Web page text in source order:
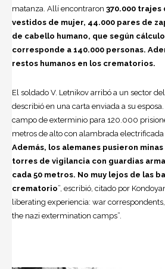
matanza. Allí encontraron 370.000 trajes
vestidos de mujer, 44.000 pares de
de cabello humano, que según
corresponde a 140.000 personas.
restos humanos en los crematorios.
El soldado V. Letnikov arribó a un sector
describió en una carta enviada a su
campo de exterminio para 120.000
metros de alto con alambrada
Además, los alemanes pusieron
torres de vigilancia con guardias
cada 50 metros. No muy lejos de las
crematorio”, escribió, citado por
liberating experiencia: war
the nazi extermination camps”.